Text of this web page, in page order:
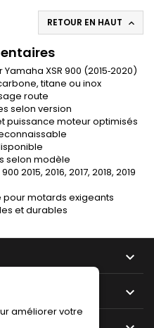
RETOUR EN HAUT 
XSR 900 (2015‑2020)
titane ou inox
route
selon version
puissance moteur optimisés
selon modèle
2015, 2016, 2017, 2018, 2019
pour motards exigeants
et durables


améliorer votre